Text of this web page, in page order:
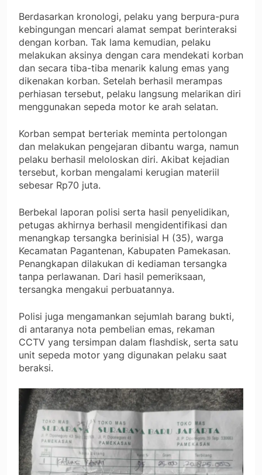
Berdasarkan kronologi, pelaku yang berpura-pura
kebingungan mencari alamat sempat berinteraksi
dengan korban. Tak lama kemudian, pelaku
melakukan aksinya dengan cara mendekati korban
dan secara tiba-tiba menarik kalung emas yang
dikenakan korban. Setelah berhasil merampas
perhiasan tersebut, pelaku langsung melarikan diri
menggunakan sepeda motor ke arah selatan.
Korban sempat berteriak meminta pertolongan
dan melakukan pengejaran dibantu warga, namun
pelaku berhasil meloloskan diri. Akibat kejadian
tersebut, korban mengalami kerugian materiil
sebesar Rp70 juta.
Berbekal laporan polisi serta hasil penyelidikan,
petugas akhirnya berhasil mengidentifikasi dan
menangkap tersangka berinisial H (35), warga
Kecamatan Pagantenan, Kabupaten Pamekasan.
Penangkapan dilakukan di kediaman tersangka
tanpa perlawanan. Dari hasil pemeriksaan,
tersangka mengakui perbuatannya.
Polisi juga mengamankan sejumlah barang bukti,
di antaranya nota pembelian emas, rekaman
CCTV yang tersimpan dalam flashdisk, serta satu
unit sepeda motor yang digunakan pelaku saat
beraksi.